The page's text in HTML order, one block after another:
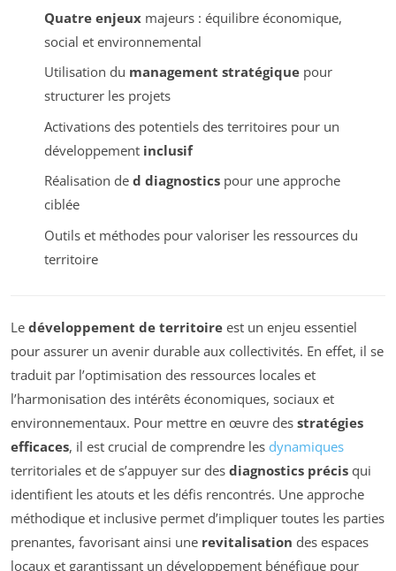
Quatre enjeuxmajeurs : équilibre économique,
social et environnemental
Utilisation du management stratégiquepour
structurer les projets
Activations des potentiels des territoires pour un
développement inclusif
Réalisation de d diagnosticspour une approche
ciblée
Outils et méthodes pour valoriser les ressources du
territoire
Le développement de territoire est un enjeu essentiel
pour assurer un avenir durable aux collectivités. En effet, il se
traduit par l’optimisation des ressources locales et
l’harmonisation des intérêts économiques, sociaux et
environnementaux. Pour mettre en œuvre des stratégies
efficaces, il est crucial de comprendre les dynamiques
territoriales et de s’appuyer sur des diagnostics précis qui
identifient les atouts et les défis rencontrés. Une approche
méthodique et inclusive permet d’impliquer toutes les parties
prenantes, favorisant ainsi une revitalisation des espaces
locaux et garantissant un développement bénéfique pour